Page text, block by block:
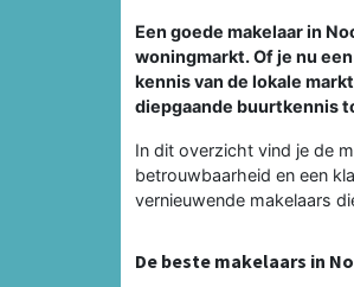
Een goede makelaar in
woningmarkt. Of je nu
kennis van de lokale
diepgaande buurtkennis
In dit overzicht vind je de
betrouwbaarheid en een
vernieuwende makelaars
De beste makelaars in